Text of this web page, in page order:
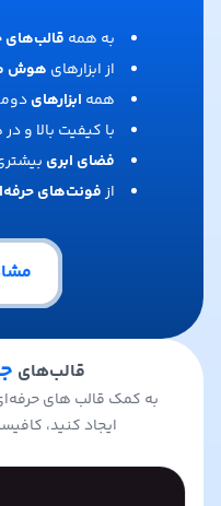
به همه قالب‌های
از ابزارهای هوش
همه ابزارهای
با کیفیت بالا و
فضای ابری
ازفونت‌های
قالب‌های
به کمک قالب های
ایجاد کنید،